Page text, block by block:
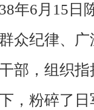
年6月 15 日
众纪律、
部，组织
，粉碎了